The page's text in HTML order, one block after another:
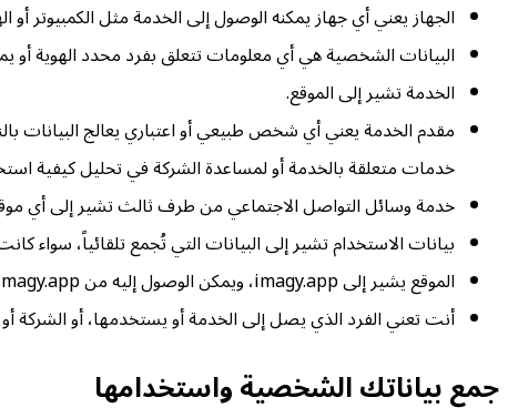
الجهاز يعني أي جهاز يمكنه الوصول إلى الخدمة مثل الكمبيوتر أو
البيانات الشخصية هي أي معلومات تتعلق بفرد محدد الهوية أو
الخدمة تشير إلى الموقع.
مقدم الخدمة يعني أي شخص طبيعي أو اعتباري يعالج البيانات
خدمات متعلقة بالخدمة أو لمساعدة الشركة في تحليل كيفية
خدمة وسائل التواصل الاجتماعي من طرف ثالث تشير إلى أي
بيانات الاستخدام تشير إلى البيانات التي تُجمع تلقائياً، سواء
الموقع يشير إلى imagy.app، ويمكن الوصول إليه من https://imagy.app
أنت تعني الفرد الذي يصل إلى الخدمة أو يستخدمها، أو الشركة
جمع بياناتك الشخصية واستخدامها